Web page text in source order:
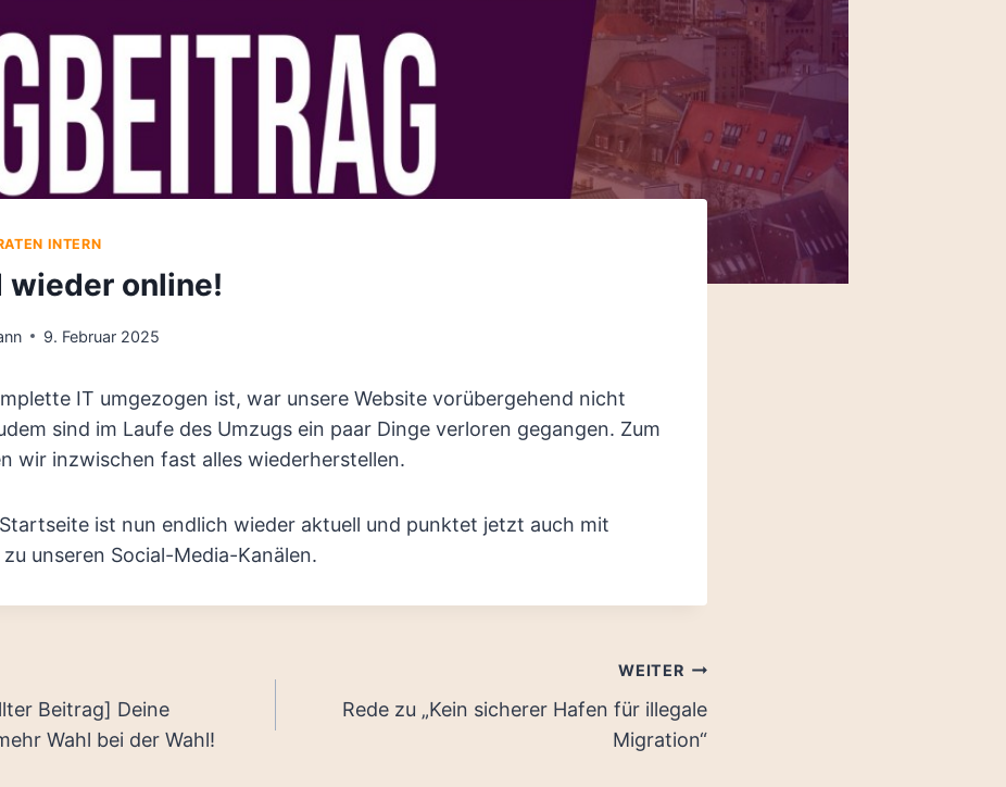
INTERN
wieder online!
9. Februar 2025
IT umgezogen ist, war unsere Website vorübergehend nicht
sind im Laufe des Umzugs ein paar Dinge verloren gegangen. Zum
wir inzwischen fast alles wiederherstellen.
ist nun endlich wieder aktuell und punktet jetzt auch mit
unseren Social-Media-Kanälen.
Beitrag] Deine
Wahl bei der Wahl!
WEITER
Rede zu „Kein sicherer Hafen für illegale
Migration“